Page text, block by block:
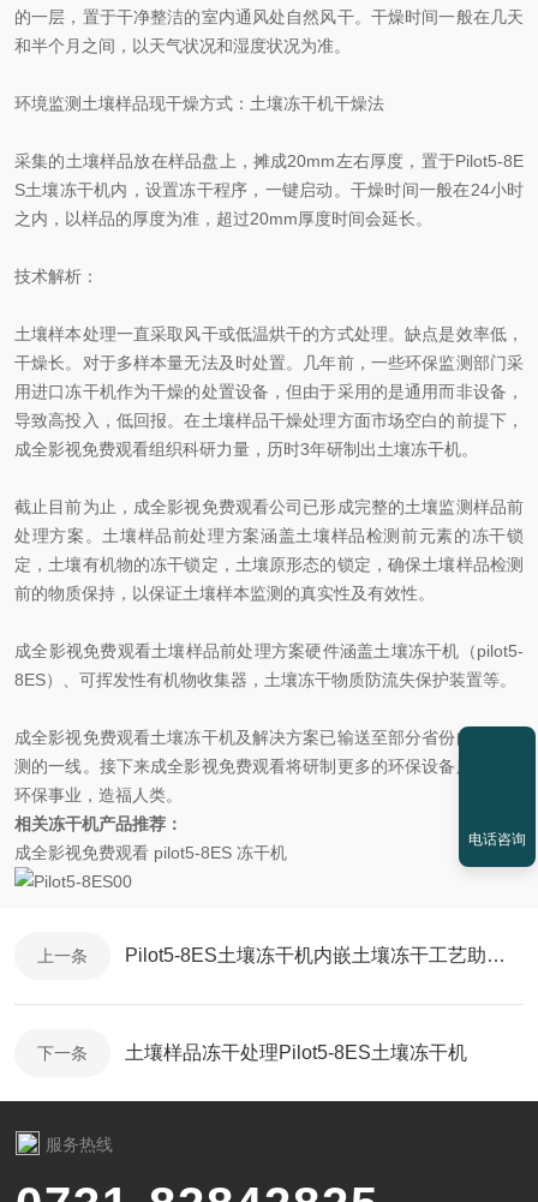
的一层，置于干净整洁的室内通风处自然风干。干燥时间一般在几天
和半个月之间，以天气状况和湿度状况为准。
环境监测土壤样品现干燥方式：土壤冻干机干燥法
采集的土壤样品放在样品盘上，摊成20mm左右厚度，置于Pilot5-8E
S土壤冻干机内，设置冻干程序，一键启动。干燥时间一般在24小时
之内，以样品的厚度为准，超过20mm厚度时间会延长。
技术解析：
土壤样本处理一直采取风干或低温烘干的方式处理。缺点是效率低，
干燥长。对于多样本量无法及时处置。几年前，一些环保监测部门采
用进口冻干机作为干燥的处置设备，但由于采用的是通用而非设备，
导致高投入，低回报。在土壤样品干燥处理方面市场空白的前提下，
成全影视免费观看组织科研力量，历时3年研制出土壤冻干机。
截止目前为止，成全影视免费观看公司已形成完整的土壤监测样品前
处理方案。土壤样品前处理方案涵盖土壤样品检测前元素的冻干锁
定，土壤有机物的冻干锁定，土壤原形态的锁定，确保土壤样品检测
前的物质保持，以保证土壤样本监测的真实性及有效性。
成全影视免费观看土壤样品前处理方案硬件涵盖土壤冻干机（pilot5-
8ES）、可挥发性有机物收集器，土壤冻干物质防流失保护装置等。
成全影视免费观看土壤冻干机及解决方案已输送至部分省份的土壤监
测的一线。接下来成全影视免费观看将研制更多的环保设备服务中国
环保事业，造福人类。
相关冻干机产品推荐：
成全影视免费观看 pilot5-8ES 冻干机
上一条 Pilot5-8ES土壤冻干机内嵌土壤冻干工艺助力环保事业
下一条 土壤样品冻干处理Pilot5-8ES土壤冻干机
服务热线
电话咨询